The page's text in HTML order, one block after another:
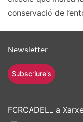
conservació de
Newsletter
Subscriure's
FORCADELL a